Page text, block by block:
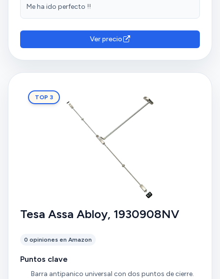
Me ha ido perfecto !!
Ver precio
TOP 3
Tesa Assa Abloy, 1930908NV
0 opiniones en Amazon
Puntos clave
Barra antipanico universal con dos puntos de cierre.